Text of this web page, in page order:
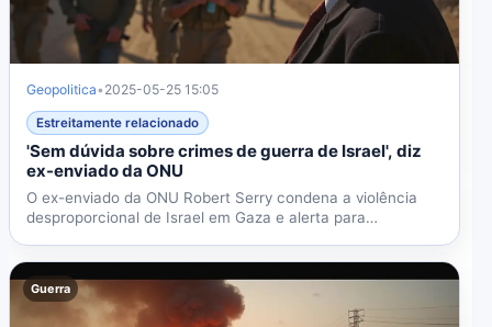
Geopolitica• 2025-05-25 15:05
Estreitamente relacionado
'Sem dúvida sobre crimes de guerra de Israel', diz
ex-enviado da ONU
O ex-enviado da ONU Robert Serry condena a violência
desproporcional de Israel em Gaza e alerta para
Guerra